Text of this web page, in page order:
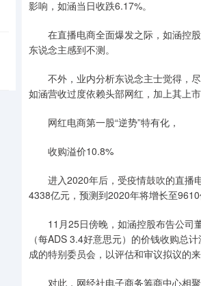
影响，如涵当日收跌6.17%。
在直播电商全面爆发之际，如涵控股
东说念主感到不测。
不外，业内分析东说念主士觉得，尽
如涵营收过度依赖头部网红，加上其上
网红电商第一股“逆势”特有化，
收购溢价10.8%
进入2020年后，受疫情鼓吹的直播电
4338亿元，预测到2020年将增长至
11月25日傍晚，如涵控股布告公司董
（每ADS 3.4好意思元）的价钱收购总
成的特别委员会，以评估和审议拟议的来
对此，网经社电子商务筹商中心相聚